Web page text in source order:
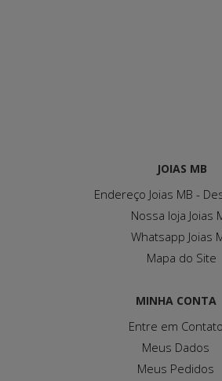
JOIAS MB
Endereço Joias MB -
Nossa loja Joias
Whatsapp Joias
Mapa do Site
MINHA CONTA
Entre em Contato
Meus Dados
Meus Pedidos